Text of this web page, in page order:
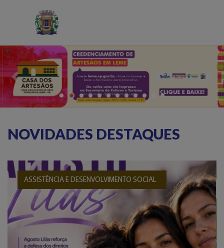
Previous
NOVIDADES DESTAQUES
ASSISTÊNCIA E DESENVOLVIMENTO SOCIAL